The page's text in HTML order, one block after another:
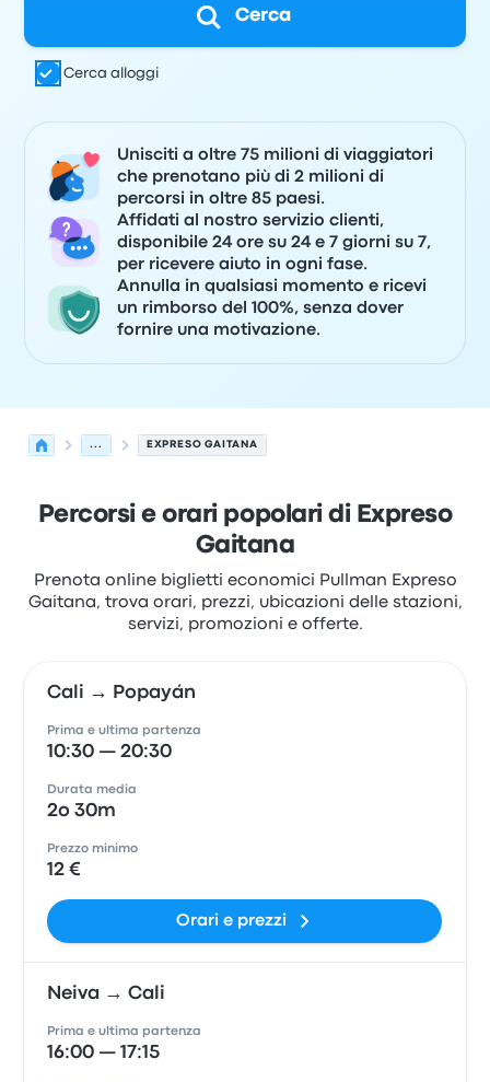
Cerca
Cerca alloggi
Unisciti a oltre 75 milioni di viaggiatori
che prenotano più di 2 milioni di
percorsi in oltre 85 paesi.
Affidati al nostro servizio clienti,
disponibile 24 ore su 24 e 7 giorni su 7,
per ricevere aiuto in ogni fase.
Annulla in qualsiasi momento e ricevi
un rimborso del 100%, senza dover
fornire una motivazione.
... EXPRESO GAITANA
Percorsi e orari popolari di Expreso
Gaitana
Prenota online biglietti economici Pullman Expreso
Gaitana, trova orari, prezzi, ubicazioni delle stazioni,
servizi, promozioni e offerte.
Cali → Popayán
Prima e ultima partenza
10:30 — 20:30
Durata media
2o 30m
Prezzo minimo
12 €
Orari e prezzi
Neiva → Cali
Prima e ultima partenza
16:00 — 17:15